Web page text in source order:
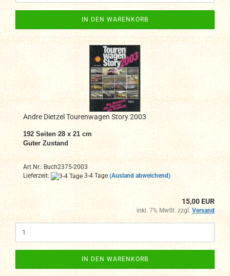
IN DEN WARENKORB
Andre Dietzel Tourenwagen Story 2003
192 Seiten 28 x 21 cm
Guter Zustand
Art.Nr.: Buch2375-2003
Lieferzeit:
3-4 Tage (Ausland abweichend)
15,00 EUR
inkl. 7% MwSt. zzgl. Versand
IN DEN WARENKORB